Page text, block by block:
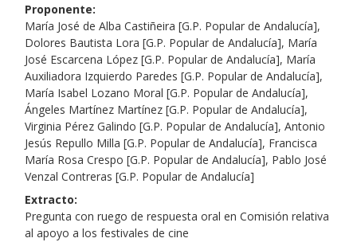
Proponente:
María José de Alba Castiñeira [G.P. Popular de Andalucía],
Dolores Bautista Lora [G.P. Popular de Andalucía], María
José Escarcena López [G.P. Popular de Andalucía], María
Auxiliadora Izquierdo Paredes [G.P. Popular de Andalucía],
María Isabel Lozano Moral [G.P. Popular de Andalucía],
Ángeles Martínez Martínez [G.P. Popular de Andalucía],
Virginia Pérez Galindo [G.P. Popular de Andalucía], Antonio
Jesús Repullo Milla [G.P. Popular de Andalucía], Francisca
María Rosa Crespo [G.P. Popular de Andalucía], Pablo José
Venzal Contreras [G.P. Popular de Andalucía]
Extracto:
Pregunta con ruego de respuesta oral en Comisión relativa
al apoyo a los festivales de cine